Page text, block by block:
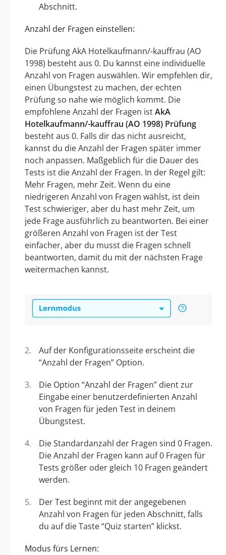
Abschnitt.
Anzahl der Fragen einstellen:
Die Prüfung AkA Hotelkaufmann/-kauffrau (AO
1998) besteht aus 0. Du kannst eine individuelle
Anzahl von Fragen auswählen. Wir empfehlen dir,
einen Übungstest zu machen, der echten
Prüfung so nahe wie möglich kommt. Die
empfohlene Anzahl der Fragen istAkA
Hotelkaufmann/-kauffrau (AO 1998) Prüfung
besteht aus 0. Falls dir das nicht ausreicht,
kannst du die Anzahl der Fragen später immer
noch anpassen. Maßgeblich für die Dauer des
Tests ist die Anzahl der Fragen. In der Regel gilt:
Mehr Fragen, mehr Zeit. Wenn du eine
niedrigeren Anzahl von Fragen wählst, ist dein
Test schwieriger, aber du hast mehr Zeit, um
jede Frage ausführlich zu beantworten. Bei einer
größeren Anzahl von Fragen ist der Test
einfacher, aber du musst die Fragen schnell
beantworten, damit du mit der nächsten Frage
weitermachen kannst.
Auf der Konfigurationsseite erscheint die
“Anzahl der Fragen” Option.
Die Option “Anzahl der Fragen” dient zur
Eingabe einer benutzerdefinierten Anzahl
von Fragen für jeden Test in deinem
Übungstest.
Die Standardanzahl der Fragen sind 0 Fragen.
Die Anzahl der Fragen kann auf 0 Fragen für
Tests größer oder gleich 10 Fragen geändert
werden.
Der Test beginnt mit der angegebenen
Anzahl von Fragen für jeden Abschnitt, falls
du auf die Taste “Quiz starten” klickst.
Modus fürs Lernen: